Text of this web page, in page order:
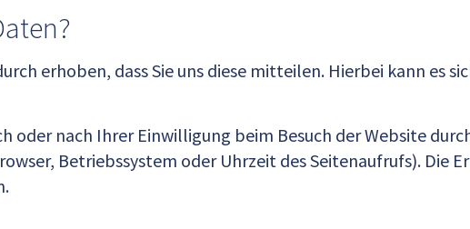
erhoben, dass Sie uns diese mitteilen. Hierbei kann es
oder nach Ihrer Einwilligung beim Besuch der Website
Betriebssystem oder Uhrzeit des Seitenaufrufs). Die